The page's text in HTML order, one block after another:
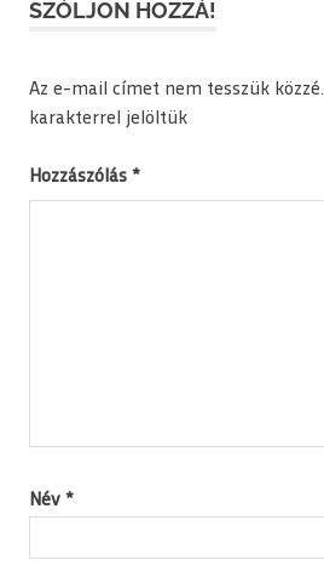
SZÓLJON HOZZÁ!
Az e-mail címet nem tesszük közzé.
karakterrel jelöltük
Hozzászólás *
Név *